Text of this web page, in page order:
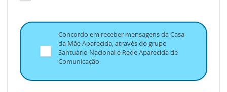
Concordo em receber mensagens da Casa
da Mãe Aparecida, através do grupo
Santuário Nacional e Rede Aparecida de
Comunicação